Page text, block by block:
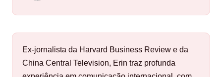
Ex-jornalista da Harvard Business Review e da
China Central Television, Erin traz profunda